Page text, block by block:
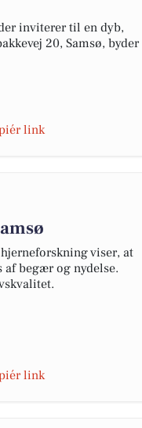
inviterer til en dyb,
20, Samsø, byder
link
viser, at
af begær og nydelse.
link